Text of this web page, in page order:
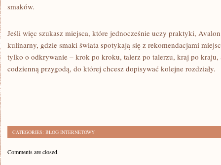
smaków.
Jeśli więc szukasz miejsca, które jednocześnie uczy praktyki,
kulinarny, gdzie smaki świata spotykają się z rekomendacjami
tylko o odkrywanie – krok po kroku, talerz po talerzu, kraj po kraju,
codzienną przygodą, do której chcesz dopisywać kolejne rozdziały.
CATEGORIES: BLOG INTERNETOWY
Comments are closed.